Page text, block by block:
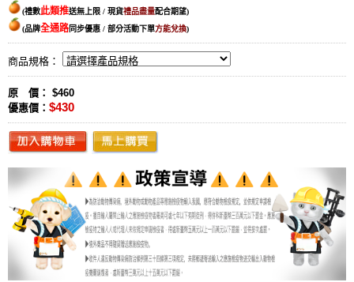
(禮數此類推送無上限 / 現貨禮品盡量配合期望)
(品牌全通路同步優惠 / 部分活動下單方能兌換)
商品規格：
原 價： $460
優惠價： $430